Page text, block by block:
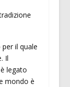
il quale
Il
legato
mondo è